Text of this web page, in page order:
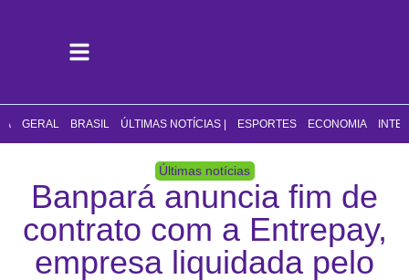
GERAL BRASIL ÚLTIMAS NOTÍCIAS | ESPORTES ECONOMIA
Últimas notícias
Banpará anuncia fim de
contrato com a Entrepay,
empresa liquidada pelo